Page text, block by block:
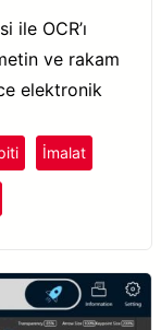
OCR’ı
ve rakam
elektronik
İmalat